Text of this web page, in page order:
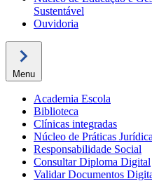
Sustentável
Ouvidoria
Menu
Academia Escola
Biblioteca
Clínicas integradas
Núcleo de Práticas
Responsabilidade Social
Consultar Diploma Digital
Validar Documentos